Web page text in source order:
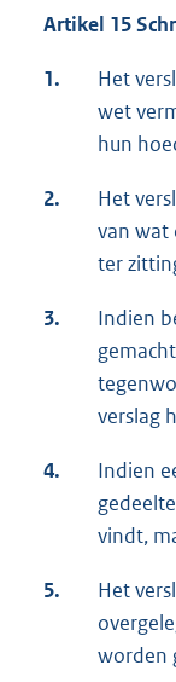
Artikel 15
1.
Het
wet
hun
2.
Het
van wat
ter
3.
Indien
verslag
4.
Indien
vindt,
5.
Het
worden